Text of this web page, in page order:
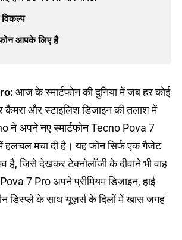
आपके लिए है
आज के स्मार्टफोन की दुनिया में जब हर कोई
कैमरा और स्टाइलिश डिजाइन की तलाश में
ने अपने नए स्मार्टफोन Tecno Pova 7
हलचल मचा दी है। यह फोन सिर्फ एक गैजेट
है, जिसे देखकर टेक्नोलॉजी के दीवाने भी वाह
7 Pro अपने प्रीमियम डिजाइन, हाई
डिस्प्ले के साथ यूज़र्स के दिलों में खास जगह